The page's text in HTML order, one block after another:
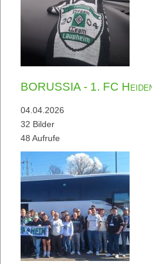
BORUSSIA - 1. FC
04.04.2026
32 Bilder
48 Aufrufe